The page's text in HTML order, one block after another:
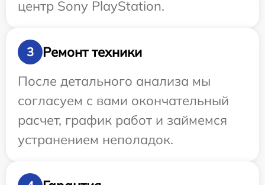
центр Sony PlayStation.
3
Ремонт техники
После детального анализа мы
согласуем с вами окончательный
расчет, график работ и займемся
устранением неполадок.